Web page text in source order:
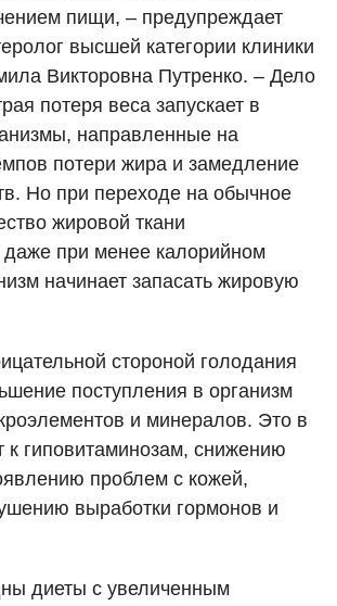
Программа лояльности
отделение
диагностика
отделение
пищи, – предупреждает
высшей категории клиники
Викторовна Путренко. – Дело
потеря веса запускает в
направленные на
потери жира и замедление
Но при переходе на обычное
жировой ткани
даже при менее калорийном
начинает запасать жировую
стороной голодания
поступления в организм
и минералов. Это в
к гиповитаминозам, снижению
проблем с кожей,
выработки гормонов и
диеты с увеличенным